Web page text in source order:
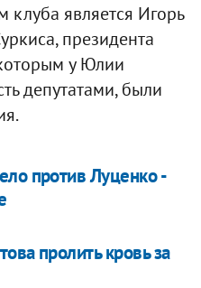
является Игорь
президента
у Юлии
депутатами, были
против Луценко -
пролить кровь за